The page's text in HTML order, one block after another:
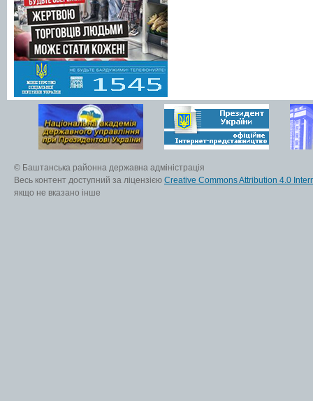
© Баштанська районна державна адміністрація
Весь контент доступний за ліцензією Creative Commons Attribution 4.0
якщо не вказано інше